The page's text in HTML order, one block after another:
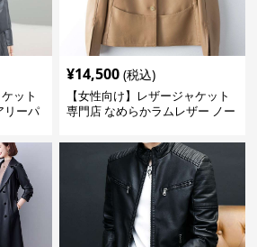
ット
リーパ
¥14,500 (税込)
【女性向け】レザージャケット
専門店 なめらかラムレザー ノー